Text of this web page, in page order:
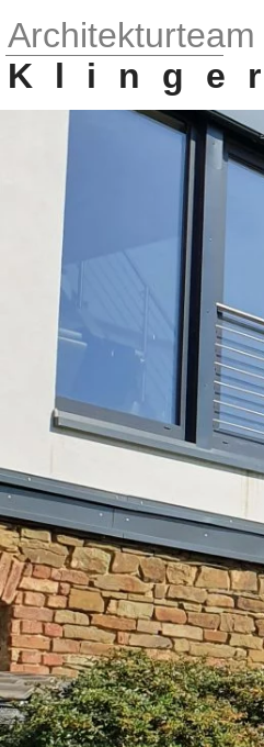
Architekturteam
Klinger